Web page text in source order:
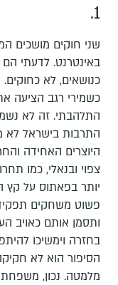
1.
שני חוקים מושכים
באינטרנט. לדעתי
כנושאים, לא כחוקים.
כשמירי רגב הציעה
התלהבתי. זה לא
התרבות בישראל לא
היוצרים האחידה
צפוי ובנאלי, כמו
יותר בפאתוס על קץ
פשוט משחקים
ותסמן אותם כאויב
בחזרה וימשיכו
הסיפור הוא לא
מלמטה. נכון,